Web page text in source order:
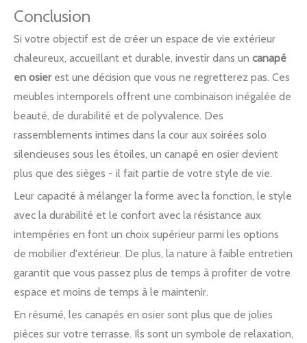
Conclusion
Si votre objectif est de créer un espace de vie extérieur
chaleureux, accueillant et durable, investir dans un canapé
en osier est une décision que vous ne regretterez pas. Ces
meubles intemporels offrent une combinaison inégalée de
beauté, de durabilité et de polyvalence. Des
rassemblements intimes dans la cour aux soirées solo
silencieuses sous les étoiles, un canapé en osier devient
plus que des sièges - il fait partie de votre style de vie.
Leur capacité à mélanger la forme avec la fonction, le style
avec la durabilité et le confort avec la résistance aux
intempéries en font un choix supérieur parmi les options
de mobilier d'extérieur. De plus, la nature à faible entretien
garantit que vous passez plus de temps à profiter de votre
espace et moins de temps à le maintenir.
En résumé, les canapés en osier sont plus que de jolies
pièces sur votre terrasse. Ils sont un symbole de relaxation,